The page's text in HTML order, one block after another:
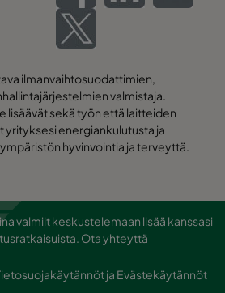
ilmanvaihtosuodattimien,
valmistaja.
lisäävät sekä työn että laitteiden
energiankulutusta ja
hyvinvointia ja terveyttä.
valmiit keskustelemaan lisää kanssasi
Ota yhteyttä
ja Evästekäytännöt